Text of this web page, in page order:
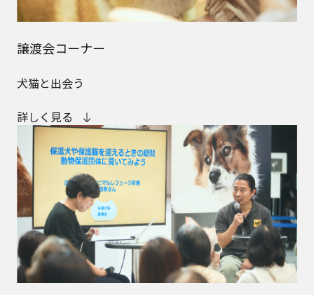
譲渡会コーナー
犬猫と出会う
詳しく見る